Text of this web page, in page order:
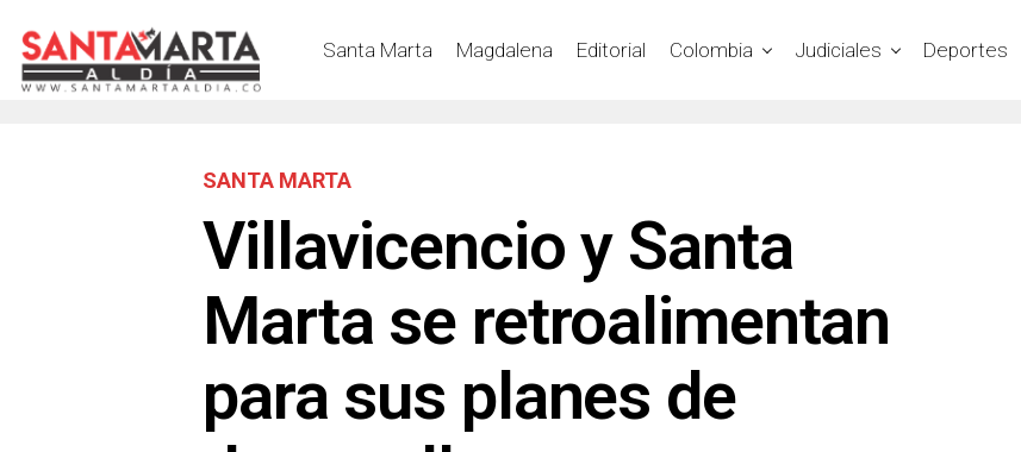
Santa Marta Magdalena Editorial Colombia Judiciales Deportes
SANTA MARTA
Villavicencio y Santa
Marta se retroalimentan
para sus planes de